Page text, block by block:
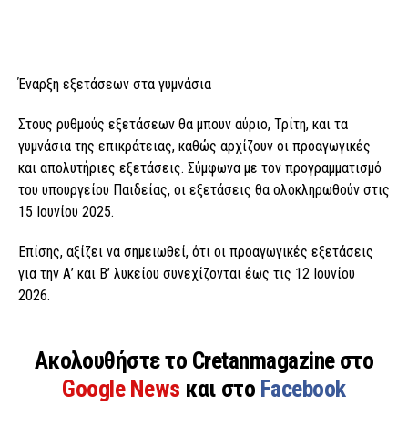
Έναρξη εξετάσεων στα γυμνάσια
Στους ρυθμούς εξετάσεων θα μπουν αύριο, Τρίτη, και τα
γυμνάσια της επικράτειας, καθώς αρχίζουν οι προαγωγικές
και απολυτήριες εξετάσεις. Σύμφωνα με τον προγραμματισμό
του υπουργείου Παιδείας, οι εξετάσεις θα ολοκληρωθούν στις
15 Ιουνίου 2025.
Επίσης, αξίζει να σημειωθεί, ότι οι προαγωγικές εξετάσεις
για την Α’ και Β’ λυκείου συνεχίζονται έως τις 12 Ιουνίου
2026.
Ακολουθήστε το Cretanmagazine στο
Google News και στο Facebook